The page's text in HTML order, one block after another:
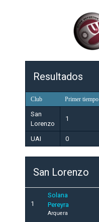
Resultados
Club Primer tiempo
San
Lorenzo
1
UAI 0
San Lorenzo
1
Solana
Pereyra
Arquera